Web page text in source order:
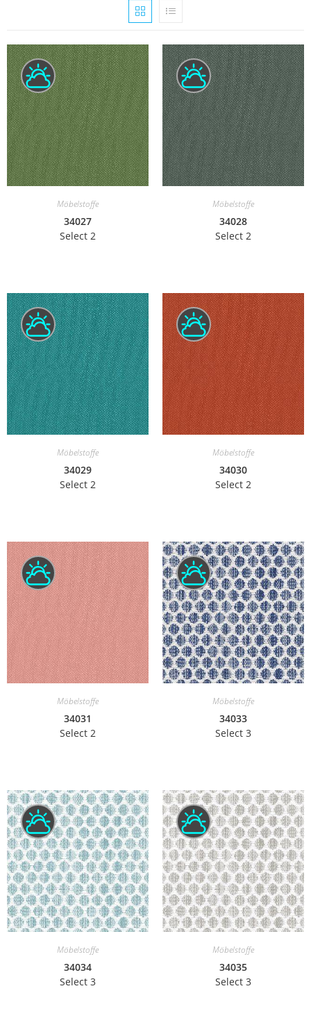
Möbelstoffe
34027
Select 2
Möbelstoffe
34028
Select 2
Möbelstoffe
34029
Select 2
Möbelstoffe
34030
Select 2
Möbelstoffe
34031
Select 2
Möbelstoffe
34033
Select 3
Möbelstoffe
34034
Select 3
Möbelstoffe
34035
Select 3